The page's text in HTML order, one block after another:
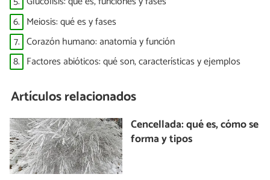
6. Meiosis: qué es y fases
7. Corazón humano: anatomía y función
8. Factores abióticos: qué son, características y ejemplos
Artículos relacionados
Cencellada: qué es, cómo se
forma y tipos